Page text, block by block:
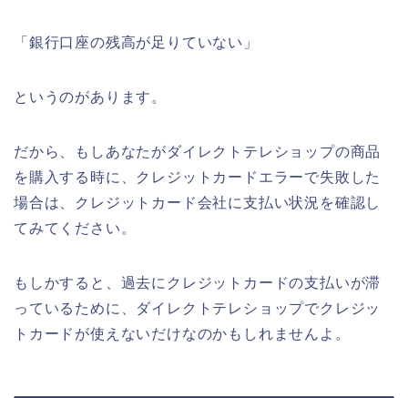
「銀行口座の残高が足りていない」
というのがあります。
だから、もしあなたがダイレクトテレショップの商品
を購入する時に、クレジットカードエラーで失敗した
場合は、クレジットカード会社に支払い状況を確認し
てみてください。
もしかすると、過去にクレジットカードの支払いが滞
っているために、ダイレクトテレショップでクレジッ
トカードが使えないだけなのかもしれませんよ。